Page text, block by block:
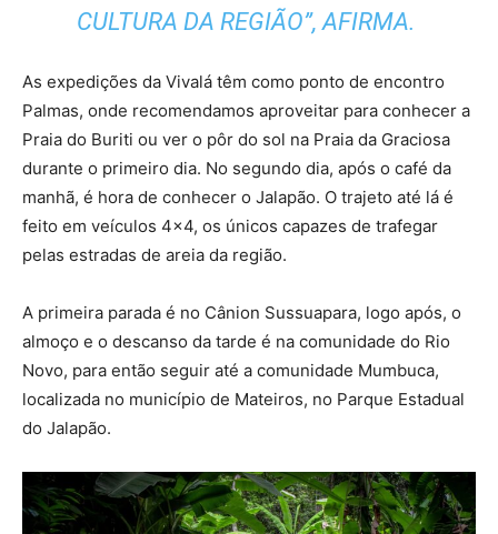
CULTURA DA REGIÃO”, AFIRMA.
As expedições da Vivalá têm como ponto de encontro
Palmas, onde recomendamos aproveitar para conhecer a
Praia do Buriti ou ver o pôr do sol na Praia da Graciosa
durante o primeiro dia. No segundo dia, após o café da
manhã, é hora de conhecer o Jalapão. O trajeto até lá é
feito em veículos 4×4, os únicos capazes de trafegar
pelas estradas de areia da região.
A primeira parada é no Cânion Sussuapara, logo após, o
almoço e o descanso da tarde é na comunidade do Rio
Novo, para então seguir até a comunidade Mumbuca,
localizada no município de Mateiros, no Parque Estadual
do Jalapão.